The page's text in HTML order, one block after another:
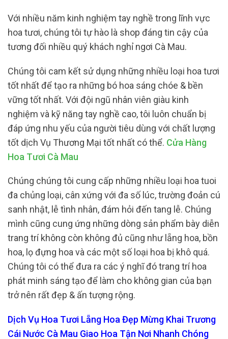
Với nhiều năm kinh nghiệm tay nghề trong lĩnh vực
hoa tươi, chúng tôi tự hào là shop đáng tin cậy của
tương đối nhiều quý khách nghỉ ngơi Cà Mau.
Chúng tôi cam kết sử dụng những nhiều loại hoa tươi
tốt nhất để tạo ra những bó hoa sáng chóe & bền
vững tốt nhất. Với đội ngũ nhân viên giàu kinh
nghiệm và kỹ năng tay nghề cao, tôi luôn chuẩn bị
đáp ứng nhu yếu của người tiêu dùng với chất lượng
tốt dịch Vụ Thương Mại tốt nhất có thể. Cửa Hàng
Hoa Tươi Cà Mau
Chúng chúng tôi cung cấp những nhiều loại hoa tuoi
đa chủng loại, cân xứng với đa số lúc, trường đoản cú
sanh nhật, lễ tình nhân, đám hỏi đến tang lễ. Chúng
mình cũng cung ứng những dòng sản phẩm bày diễn
trang trí không còn không đủ cũng như lẵng hoa, bồn
hoa, lọ đựng hoa và các một số loại hoa bị khô quá.
Chúng tôi có thể đưa ra các ý nghĩ đó trang trí hoa
phát minh sáng tạo để làm cho không gian của bạn
trở nên rất đẹp & ấn tượng rộng.
Dịch Vụ Hoa Tươi Lẵng Hoa Đẹp Mừng Khai Trương
Cái Nước Cà Mau Giao Hoa Tận Nơi Nhanh Chóng